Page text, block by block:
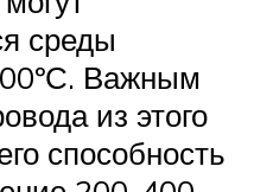
среды
Важным
из этого
способность